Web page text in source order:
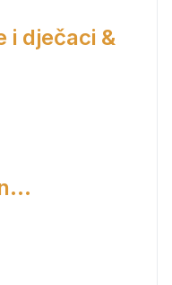
i dječaci &